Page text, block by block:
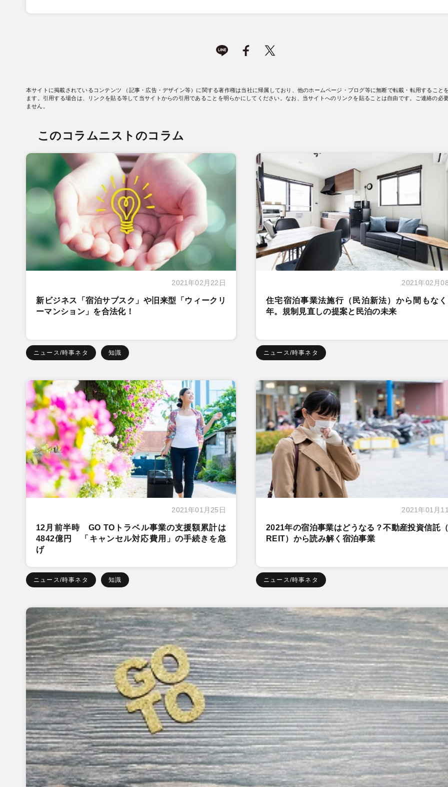
本サイトに掲載されているコンテンツ （記事・広告・デザイン等）に関する著作権は当社に帰属しており、他のホームページ・ブログ等に無断で転載・転用すること
ます。引用する場合は、リンクを貼る等して当サイトからの引用であることを明らかにしてください。なお、当サイトへのリンクを貼ることは自由です。ご連絡の必
ません。
このコラムニストのコラム
2021年02月22日
新ビジネス「宿泊サブスク」や旧来型「ウィークリ
ーマンション」を合法化！
ニュース/時事ネタ 知識
2021年02月
住宅宿泊事業法施行（民泊新法）から間もな
年。規制見直しの提案と民泊の未来
ニュース/時事ネタ
2021年01月25日
12月前半時 GO TOトラベル事業の支援額累計は
4842億円 「キャンセル対応費用」の手続きを急
げ
ニュース/時事ネタ 知識
2021年01月
2021年の宿泊事業はどうなる？不動産投資信託
REIT）から読み解く宿泊事業
ニュース/時事ネタ